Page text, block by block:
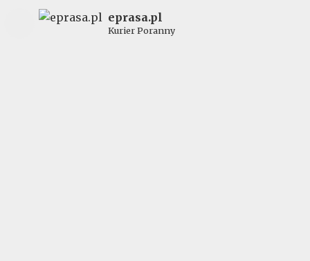
eprasa.pl
Kurier Poranny